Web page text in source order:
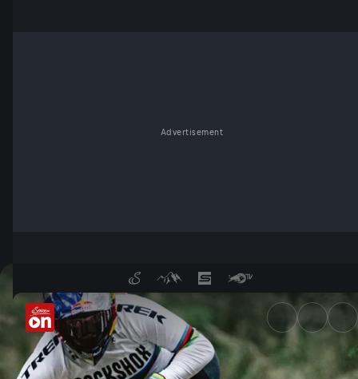
Advertisement
Servus Radsport: Highlights